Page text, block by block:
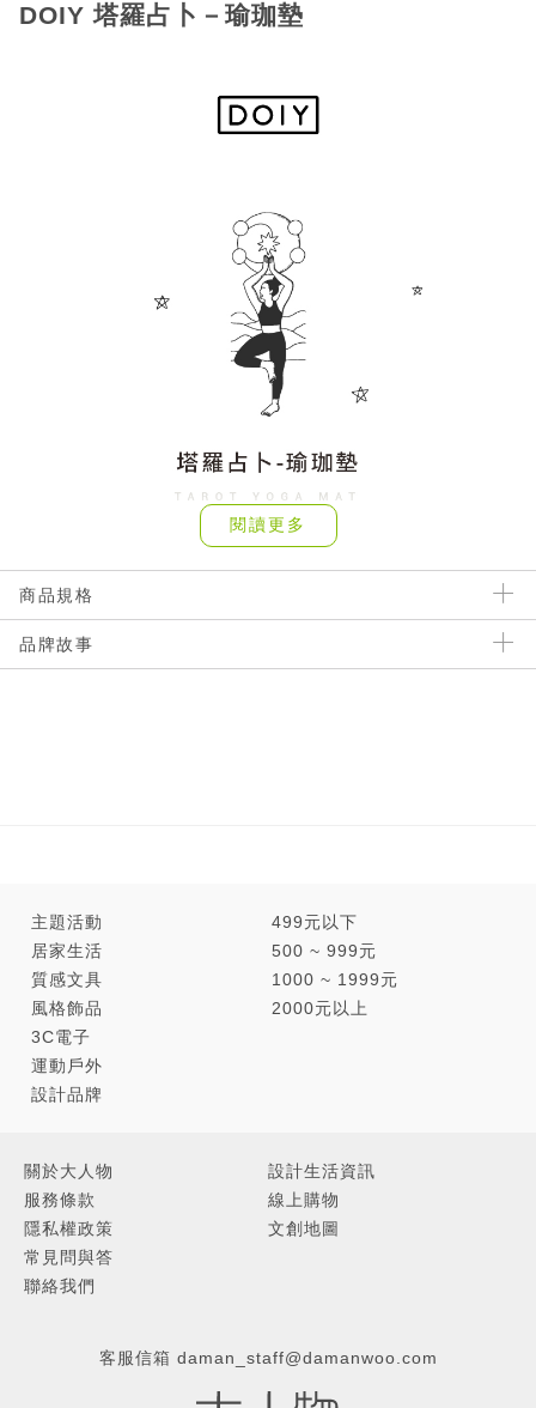
DOIY 塔羅占卜－瑜珈墊
閱讀更多
商品規格
品牌故事
設計生活資訊
線上購物
文創地圖
關於大人物
服務條款
隱私權政策
常見問與答
聯絡我們
主題活動
居家生活
質感文具
風格飾品
3C電子
運動戶外
設計品牌
499元以下
500 ~ 999元
1000 ~ 1999元
2000元以上
客服信箱 daman_staff@damanwoo.com